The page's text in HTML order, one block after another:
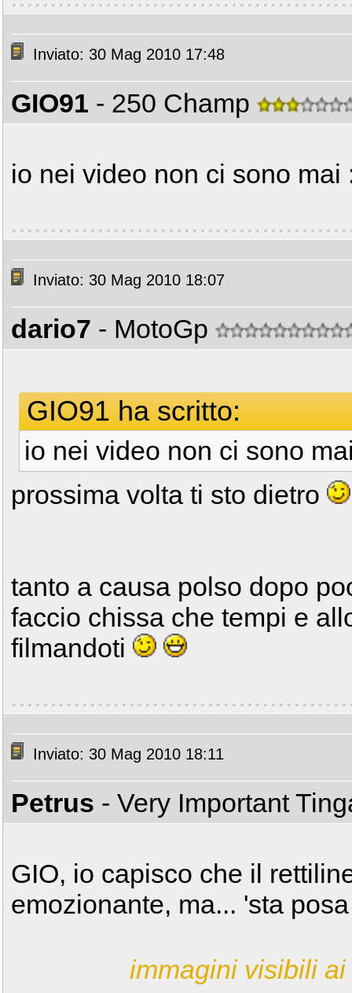
Inviato: 30 Mag 2010 17:48
GIO91 - 250 Champ
io nei video non ci sono mai
Inviato: 30 Mag 2010 18:07
dario7 - MotoGp
GIO91 ha scritto:
io nei video non ci sono
prossima volta ti sto dietro
tanto a causa polso dopo
faccio chissa che tempi e
filmandoti
Inviato: 30 Mag 2010 18:11
Petrus - Very Important
GIO, io capisco che il
emozionante, ma... 'sta
immagini visibili